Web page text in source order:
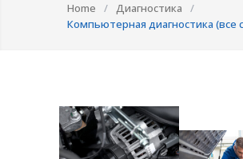
Home / Диагностика
/
Компьютерная диагностика (все